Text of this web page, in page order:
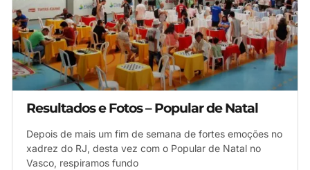
Resultados e Fotos – Popular de Natal
Depois de mais um fim de semana de fortes emoções no
xadrez do RJ, desta vez com o Popular de Natal no
Vasco, respiramos fundo